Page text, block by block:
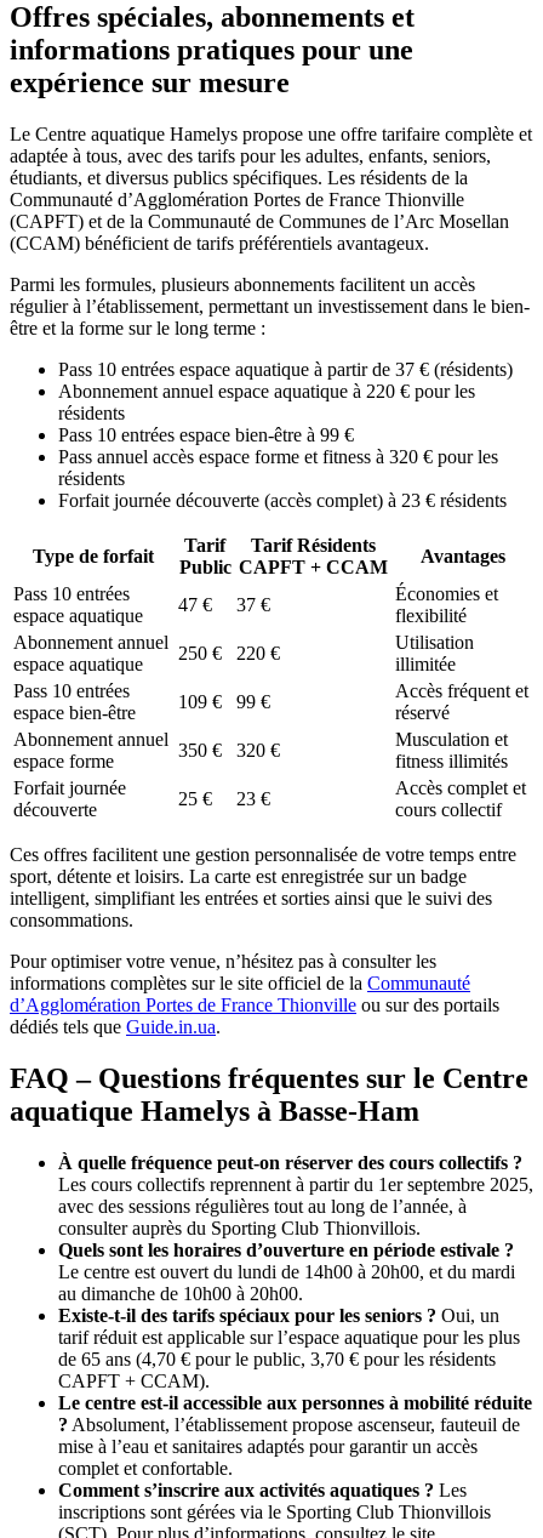
Offres spéciales, abonnements et
informations pratiques pour une
expérience sur mesure
Le Centre aquatique Hamelys propose une offre tarifaire complète et
adaptée à tous, avec des tarifs pour les adultes, enfants, seniors,
étudiants, et diversus publics spécifiques. Les résidents de la
Communauté d’Agglomération Portes de France Thionville
(CAPFT) et de la Communauté de Communes de l’Arc Mosellan
(CCAM) bénéficient de tarifs préférentiels avantageux.
Parmi les formules, plusieurs abonnements facilitent un accès
régulier à l’établissement, permettant un investissement dans le bien-
être et la forme sur le long terme :
Pass 10 entrées espace aquatique à partir de 37 € (résidents)
Abonnement annuel espace aquatique à 220 € pour les
résidents
Pass 10 entrées espace bien-être à 99 €
Pass annuel accès espace forme et fitness à 320 € pour les
résidents
Forfait journée découverte (accès complet) à 23 € résidents
Type de forfait
Tarif
Public
Tarif Résidents
CAPFT + CCAM
Avantages
Pass 10 entrées
espace aquatique
47 € 37 €
Économies et
flexibilité
Abonnement annuel
espace aquatique
250 € 220 €
Utilisation
illimitée
Pass 10 entrées
espace bien-être
109 € 99 €
Accès fréquent et
réservé
Abonnement annuel
espace forme
350 € 320 €
Musculation et
fitness illimités
Forfait journée
découverte
25 € 23 €
Accès complet et
cours collectif
Ces offres facilitent une gestion personnalisée de votre temps entre
sport, détente et loisirs. La carte est enregistrée sur un badge
intelligent, simplifiant les entrées et sorties ainsi que le suivi des
consommations.
Pour optimiser votre venue, n’hésitez pas à consulter les
informations complètes sur le site officiel de la Communauté
d’Agglomération Portes de France Thionville ou sur des portails
dédiés tels que Guide.in.ua.
FAQ – Questions fréquentes sur le Centre
aquatique Hamelys à Basse-Ham
À quelle fréquence peut-on réserver des cours collectifs ?
Les cours collectifs reprennent à partir du 1er septembre 2025,
avec des sessions régulières tout au long de l’année, à
consulter auprès du Sporting Club Thionvillois.
Quels sont les horaires d’ouverture en période estivale ?
Le centre est ouvert du lundi de 14h00 à 20h00, et du mardi
au dimanche de 10h00 à 20h00.
Existe-t-il des tarifs spéciaux pour les seniors ? Oui, un
tarif réduit est applicable sur l’espace aquatique pour les plus
de 65 ans (4,70 € pour le public, 3,70 € pour les résidents
CAPFT + CCAM).
Le centre est-il accessible aux personnes à mobilité réduite
? Absolument, l’établissement propose ascenseur, fauteuil de
mise à l’eau et sanitaires adaptés pour garantir un accès
complet et confortable.
Comment s’inscrire aux activités aquatiques ? Les
inscriptions sont gérées via le Sporting Club Thionvillois
(SCT). Pour plus d’informations, consultez le site